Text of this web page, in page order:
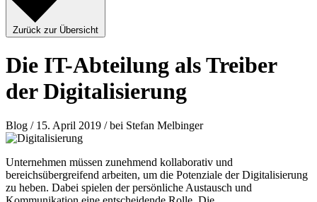
Zurück zur Übersicht
Die IT-Abteilung als Treiber
der Digitalisierung
Blog / 15. April 2019 / bei Stefan Melbinger
Unternehmen müssen zunehmend kollaborativ und
bereichsübergreifend arbeiten, um die Potenziale der Digitalisierung
zu heben. Dabei spielen der persönliche Austausch und